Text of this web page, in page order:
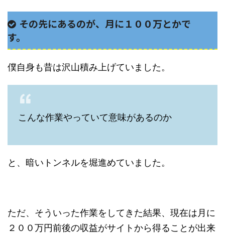
その先にあるのが、月に１００万とかで
す。
僕自身も昔は沢山積み上げていました。
こんな作業やっていて意味があるのか
と、暗いトンネルを堀進めていました。
ただ、そういった作業をしてきた結果、現在は月に
２００万円前後の収益がサイトから得ることが出来